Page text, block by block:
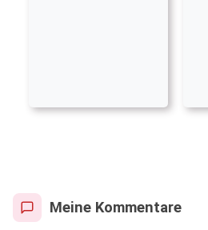
Meine Kommentare